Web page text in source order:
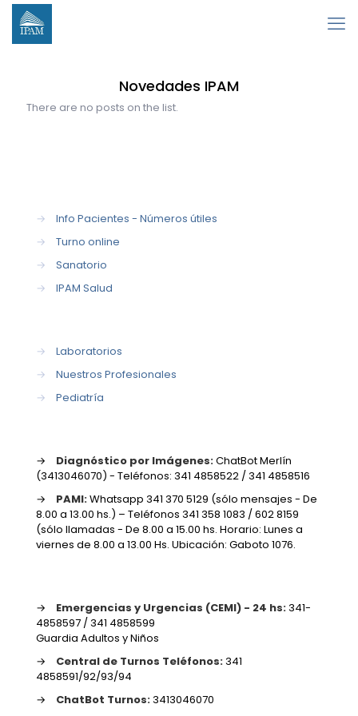
Novedades IPAM
There are no posts on the list.
→
Info Pacientes - Números útiles
→
Turno online
→
Sanatorio
→
IPAM Salud
→
Laboratorios
→
Nuestros Profesionales
→
Pediatría
→ Diagnóstico por Imágenes:ChatBot Merlín
(3413046070) - Teléfonos: 341 4858522 / 341 4858516
→
PAMI:Whatsapp 341 370 5129 (sólo mensajes - De
8.00 a 13.00 hs.) – Teléfonos 341 358 1083 / 602 8159
(sólo llamadas - De 8.00 a 15.00 hs. Horario: Lunes a
viernes de 8.00 a 13.00 Hs. Ubicación: Gaboto 1076.
→ Emergencias y Urgencias (CEMI) - 24 hs:341-
4858597 / 341 4858599
Guardia Adultos y Niños
→
Central de Turnos Teléfonos:341
4858591/92/93/94
→
ChatBot Turnos:3413046070